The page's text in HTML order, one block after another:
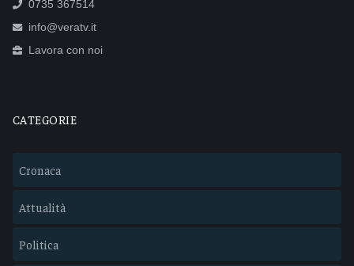
0735 367514
info@veratv.it
Lavora con noi
CATEGORIE
Cronaca
Attualità
Politica